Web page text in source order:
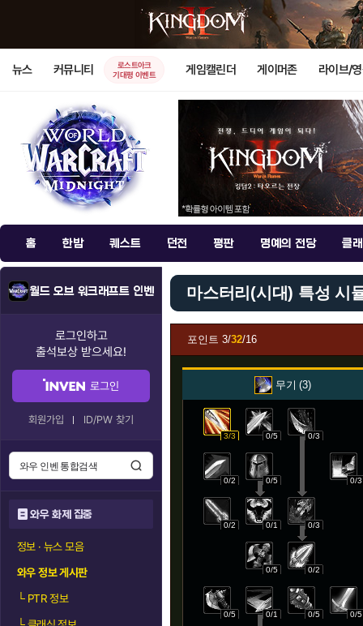
뉴스 커뮤니티
로스트아크
기대평 이벤트
게임캘린더 게이머존 라이브/
홈 한밤 퀘스트 던전 평판 명예의 전당 클
월드 오브 워크래프트 인벤
로그인하고
출석보상 받으세요!
로그인
회원가입 ID/PW 찾기
와우 화제 집중
정보 · 뉴스 모음
와우 정보 게시판
└PTR 정보
마스터리(시대) 특성 시
포인트 3/32/16
무기 3
3/3 0/5 0/3
0/2 0/5 0/3
0/2 0/1 0/3
0/5 0/2
0/5 0/1 0/5 0/5